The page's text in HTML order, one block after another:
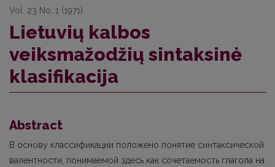
Vol. 23 No. 1 (1971)
Lietuvių kalbos
veiksmažodžių sintaksinė
klasifikacija
Abstract
В основу классификации положено понятие синтаксической
валентности, понимаемой здесь как сочетаемость глагола на